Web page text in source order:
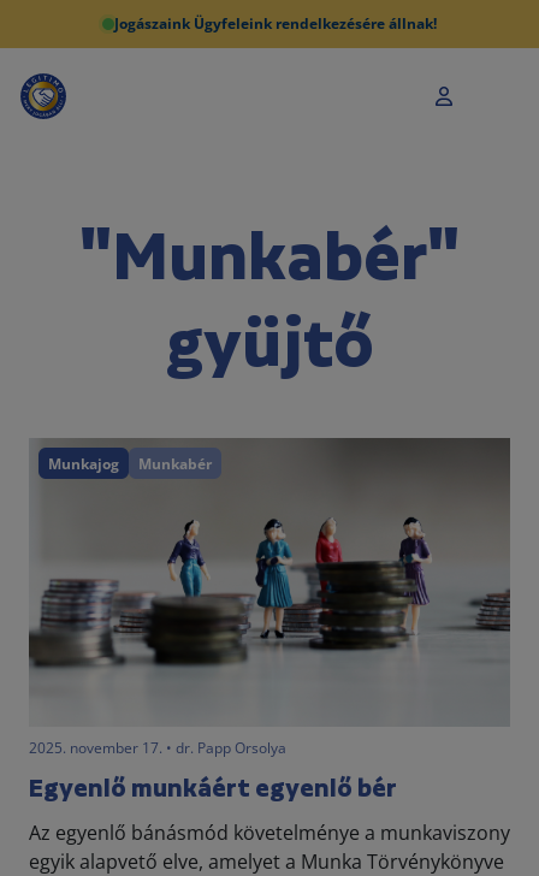
Jogászaink Ügyfeleink rendelkezésére állnak!
"Munkabér"
gyüjtő
Munkajog Munkabér
2025. november 17. • dr. Papp Orsolya
Egyenlő munkáért egyenlő bér
Az egyenlő bánásmód követelménye a munkaviszony
egyik alapvető elve, amelyet a Munka Törvénykönyve